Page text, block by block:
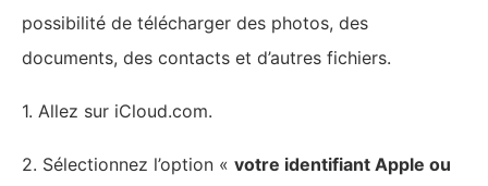
possibilité de télécharger des photos, des
documents, des contacts et d’autres fichiers.
1. Allez sur iCloud.com.
2. Sélectionnez l’option « votre identifiant Apple ou